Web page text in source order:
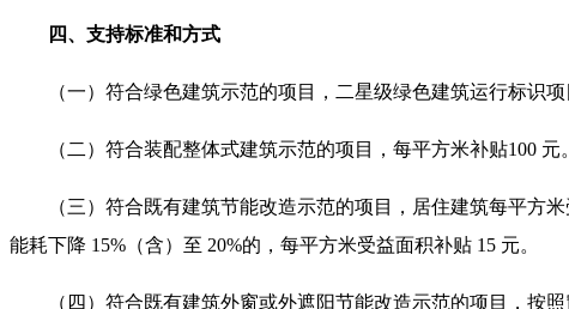
四、支持标准和方式
（一）符合绿色建筑示范的项目，二星级绿色建筑运行标识
（二）符合装配整体式建筑示范的项目，每平方米补贴100 元。
（三）符合既有建筑节能改造示范的项目，居住建筑每平方
能耗下降 15%（含）至 20%的，每平方米受益面积补贴 15 元。
（四）符合既有建筑外窗或外遮阳节能改造示范的项目，按